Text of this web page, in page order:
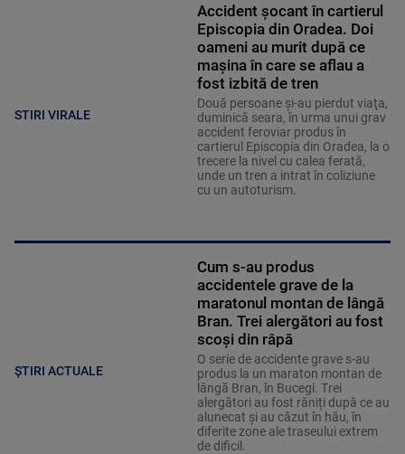
STIRI VIRALE
Accident șocant în cartierul
Episcopia din Oradea. Doi
oameni au murit după ce
mașina în care se aflau a
fost izbită de tren
Două persoane şi-au pierdut viaţa,
duminică seara, în urma unui grav
accident feroviar produs în
cartierul Episcopia din Oradea, la o
trecere la nivel cu calea ferată,
unde un tren a intrat în coliziune
cu un autoturism.
ȘTIRI ACTUALE
Cum s-au produs
accidentele grave de la
maratonul montan de lângă
Bran. Trei alergători au fost
scoși din râpă
O serie de accidente grave s-au
produs la un maraton montan de
lângă Bran, în Bucegi. Trei
alergători au fost răniți după ce au
alunecat și au căzut în hău, în
diferite zone ale traseului extrem
de dificil.